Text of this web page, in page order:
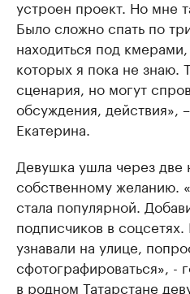
устроен проект. Но мне
Было сложно спать по
находиться под
которых я пока не знаю.
сценария, но могут
обсуждения, действия»,
Екатерина.
Девушка ушла через две
собственному желанию.
стала популярной.
подписчиков в
узнавали на улице,
сфотографироваться», -
в родном Татарстане